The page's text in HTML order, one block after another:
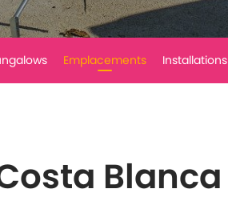
Emplacements Installations
Blanca